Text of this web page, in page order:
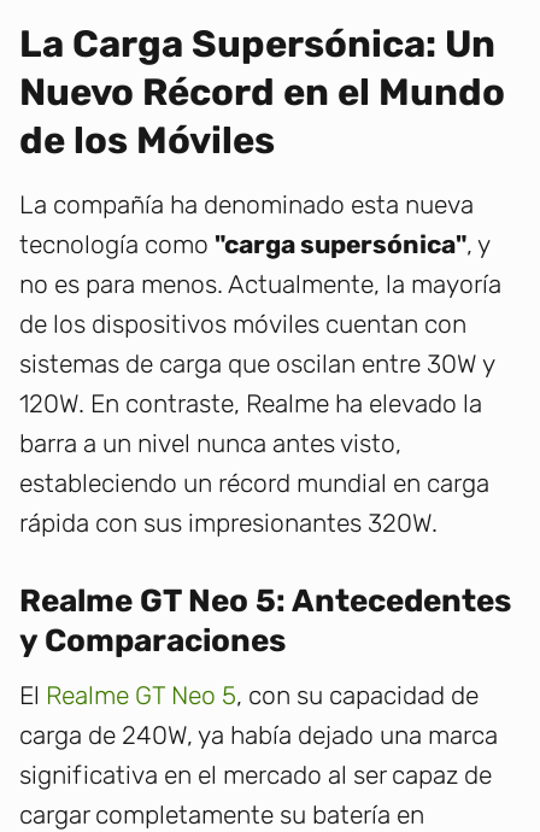
La Carga Supersónica: Un
Nuevo Récord en el Mundo
de los Móviles
La compañía ha denominado esta nueva
tecnología como "carga supersónica", y
no es para menos. Actualmente, la mayoría
de los dispositivos móviles cuentan con
sistemas de carga que oscilan entre 30W y
120W. En contraste, Realme ha elevado la
barra a un nivel nunca antes visto,
estableciendo un récord mundial en carga
rápida con sus impresionantes 320W.
Realme GT Neo 5: Antecedentes
y Comparaciones
El Realme GT Neo 5, con su capacidad de
carga de 240W, ya había dejado una marca
significativa en el mercado al ser capaz de
cargar completamente su batería en